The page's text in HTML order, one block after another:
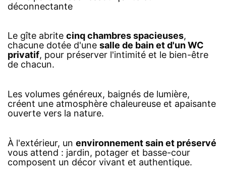
déconnectante
Le gîte abrite cinq chambres spacieuses,
chacune dotée d'une salle de bain et d'un WC
privatif, pour préserver l'intimité et le bien-être
de chacun.
Les volumes généreux, baignés de lumière,
créent une atmosphère chaleureuse et apaisante
ouverte vers la nature.
À l'extérieur, un environnement sain et préservé
vous attend : jardin, potager et basse-cour
composent un décor vivant et authentique.